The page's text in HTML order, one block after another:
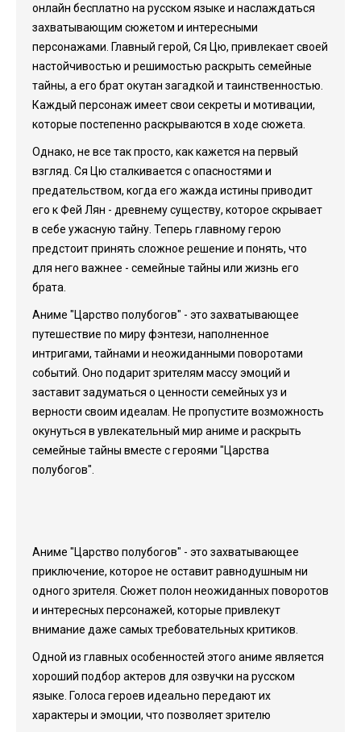
онлайн бесплатно на русском языке и наслаждаться
захватывающим сюжетом и интересными
персонажами. Главный герой, Ся Цю, привлекает своей
настойчивостью и решимостью раскрыть семейные
тайны, а его брат окутан загадкой и таинственностью.
Каждый персонаж имеет свои секреты и мотивации,
которые постепенно раскрываются в ходе сюжета.
Однако, не все так просто, как кажется на первый
взгляд. Ся Цю сталкивается с опасностями и
предательством, когда его жажда истины приводит
его к Фей Лян - древнему существу, которое скрывает
в себе ужасную тайну. Теперь главному герою
предстоит принять сложное решение и понять, что
для него важнее - семейные тайны или жизнь его
брата.
Аниме "Царство полубогов" - это захватывающее
путешествие по миру фэнтези, наполненное
интригами, тайнами и неожиданными поворотами
событий. Оно подарит зрителям массу эмоций и
заставит задуматься о ценности семейных уз и
верности своим идеалам. Не пропустите возможность
окунуться в увлекательный мир аниме и раскрыть
семейные тайны вместе с героями "Царства
полубогов".
Аниме "Царство полубогов" - это захватывающее
приключение, которое не оставит равнодушным ни
одного зрителя. Сюжет полон неожиданных поворотов
и интересных персонажей, которые привлекут
внимание даже самых требовательных критиков.
Одной из главных особенностей этого аниме является
хороший подбор актеров для озвучки на русском
языке. Голоса героев идеально передают их
характеры и эмоции, что позволяет зрителю